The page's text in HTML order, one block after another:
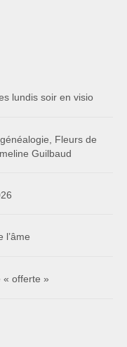
soir en visio
»
»
soir en visio
offerte »
lundis soir en visio
Fleurs de
Guilbaud
l’âme
« offerte »